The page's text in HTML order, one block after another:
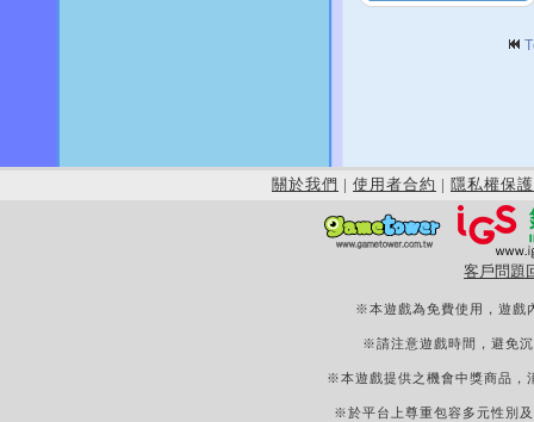
關於我們 | 使用者合約 | 隱私權保護
客戶問題
※本遊戲為免費使用，遊戲
※請注意遊戲時間，避免
※本遊戲提供之機會中獎商品，
※於平台上尊重包容多元性別